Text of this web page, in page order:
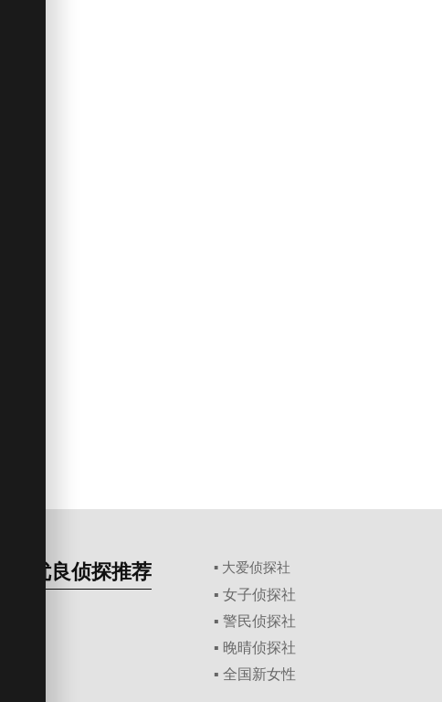
优良侦探推荐 ▪ 大爱侦探社
▪ 女子侦探社
▪ 警民侦探社
▪ 晚晴侦探社
▪ 全国新女性